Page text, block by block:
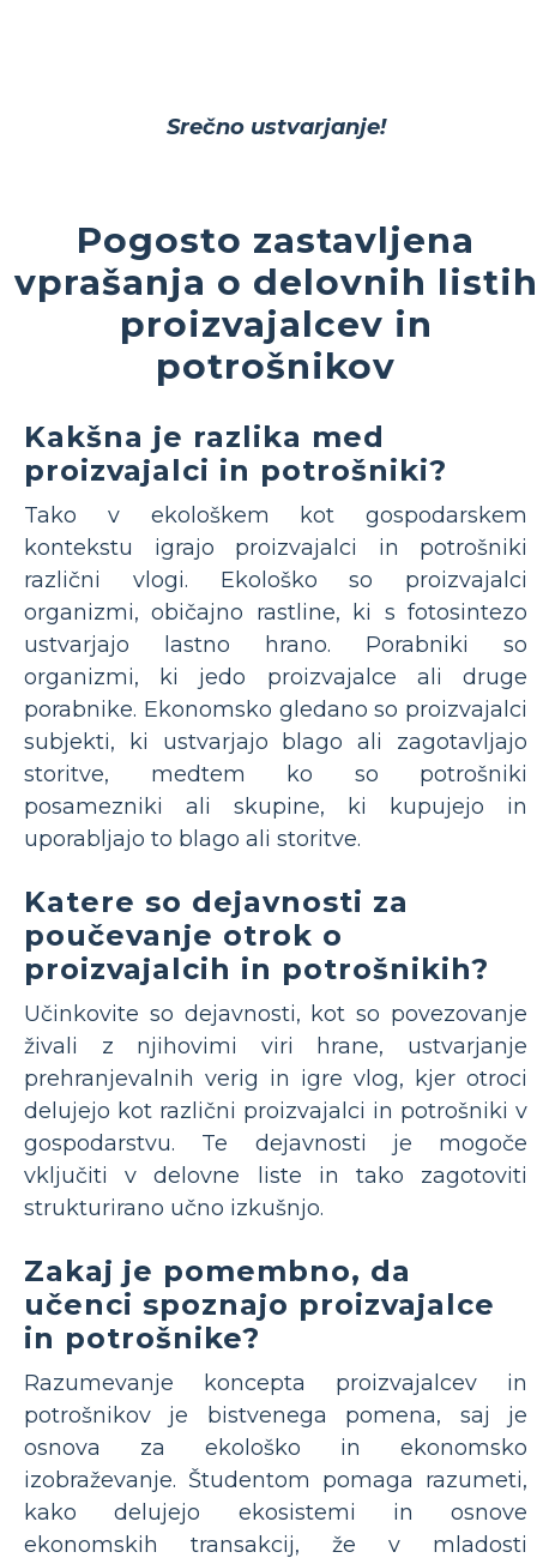
Srečno ustvarjanje!
Pogosto zastavljena
vprašanja o delovnih listih
proizvajalcev in
potrošnikov
Kakšna je razlika med
proizvajalci in potrošniki?
Tako v ekološkem kot gospodarskem
kontekstu igrajo proizvajalci in potrošniki
različni vlogi. Ekološko so proizvajalci
organizmi, običajno rastline, ki s fotosintezo
ustvarjajo lastno hrano. Porabniki so
organizmi, ki jedo proizvajalce ali druge
porabnike. Ekonomsko gledano so proizvajalci
subjekti, ki ustvarjajo blago ali zagotavljajo
storitve, medtem ko so potrošniki
posamezniki ali skupine, ki kupujejo in
uporabljajo to blago ali storitve.
Katere so dejavnosti za
poučevanje otrok o
proizvajalcih in potrošnikih?
Učinkovite so dejavnosti, kot so povezovanje
živali z njihovimi viri hrane, ustvarjanje
prehranjevalnih verig in igre vlog, kjer otroci
delujejo kot različni proizvajalci in potrošniki v
gospodarstvu. Te dejavnosti je mogoče
vključiti v delovne liste in tako zagotoviti
strukturirano učno izkušnjo.
Zakaj je pomembno, da
učenci spoznajo proizvajalce
in potrošnike?
Razumevanje koncepta proizvajalcev in
potrošnikov je bistvenega pomena, saj je
osnova za ekološko in ekonomsko
izobraževanje. Študentom pomaga razumeti,
kako delujejo ekosistemi in osnove
ekonomskih transakcij, že v mladosti